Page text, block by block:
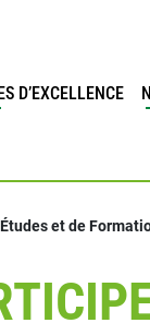
D’EXCELLENCE
et de